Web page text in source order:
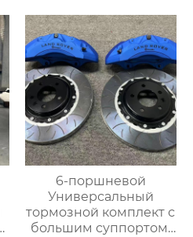
дюймовых колес
Volkswagen Golf BMW
g, Mercedes-Benz Audi
6-поршневой
Универсальный
тормозной комплект с
большим суппортом,